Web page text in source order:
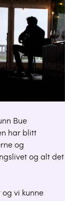
Bue
har blitt
og
og alt det
vi kunne